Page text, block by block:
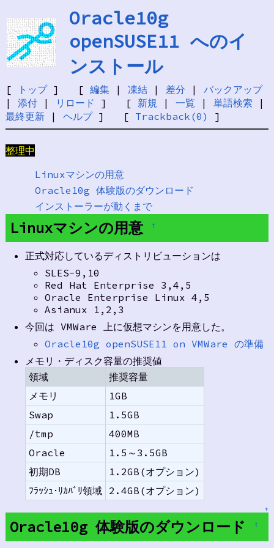
Oracle10g
openSUSE11 へのイ
ンストール
[ トップ] [ 編集| 凍結| 差分 | バックアップ
| 添付| リロード ] [ 新規 | 一覧 | 単語検索 |
最終更新| ヘルプ] [ Trackback(0) ]
整理中
Linuxマシンの用意
Oracle10g 体験版のダウンロード
インストーラーが動くまで
Linuxマシンの用意 †
正式対応しているディストリビューションは
SLES-9,10
Red Hat Enterprise 3,4,5
Oracle Enterprise Linux 4,5
Asianux 1,2,3
今回は VMWare 上に仮想マシンを用意した。
Oracle10g openSUSE11 on VMWare の準備
メモリ・ディスク容量の推奨値
領域
推奨容量
メモリ
1GB
Swap
1.5GB
/tmp
400MB
Oracle
1.5～3.5GB
初期DB
1.2GB(オプション)
ﾌﾗｯｼｭ･ﾘｶﾊﾞﾘ領域
2.4GB(オプション)
↑
Oracle10g 体験版のダウンロード †